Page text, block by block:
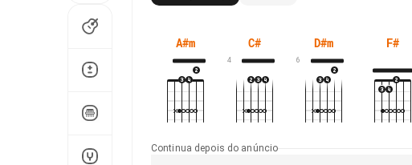
A#m C#
4
D#m
6
F#
Continua depois do anúncio